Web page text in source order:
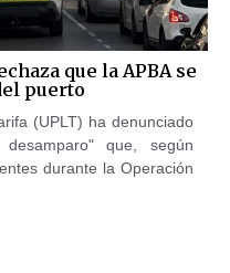
que la APBA se
puerto
(UPLT) ha denunciado
que, según
durante la Operación